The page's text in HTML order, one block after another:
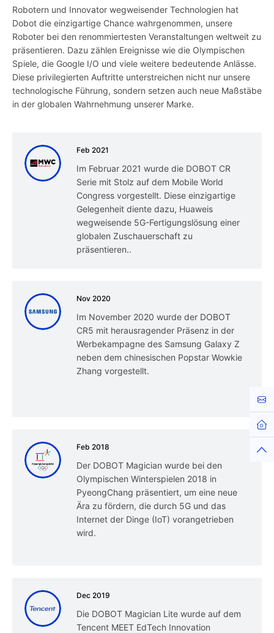
Robotern und Innovator wegweisender Technologien hat
Dobot die einzigartige Chance wahrgenommen, unsere
Roboter bei den renommiertesten Veranstaltungen weltweit zu
präsentieren. Dazu zählen Ereignisse wie die Olympischen
Spiele, die Google I/O und viele weitere bedeutende Anlässe.
Diese privilegierten Auftritte unterstreichen nicht nur unsere
technologische Führung, sondern setzen auch neue Maßstäbe
in der globalen Wahrnehmung unserer Marke.
Feb 2021
Im Februar 2021 wurde die DOBOT CR
Serie mit Stolz auf dem Mobile World
Congress vorgestellt. Diese einzigartige
Gelegenheit diente dazu, Huaweis
wegweisende 5G-Fertigungslösung einer
globalen Zuschauerschaft zu
präsentieren..
Nov 2020
Im November 2020 wurde der DOBOT
CR5 mit herausragender Präsenz in der
Werbekampagne des Samsung Galaxy Z
neben dem chinesischen Popstar Wowkie
Zhang vorgestellt.
Feb 2018
Der DOBOT Magician wurde bei den
Olympischen Winterspielen 2018 in
PyeongChang präsentiert, um eine neue
Ära zu fördern, die durch 5G und das
Internet der Dinge (IoT) vorangetrieben
wird.
Dec 2019
Die DOBOT Magician Lite wurde auf dem
Tencent MEET EdTech Innovation